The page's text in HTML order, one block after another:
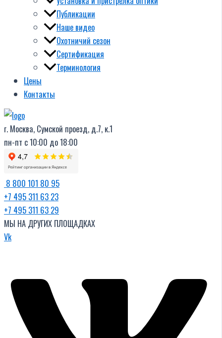
Публикации
Наше видео
Охотничий сезон
Сертификация
Терминология
Цены
Контакты
г. Москва, Сумской проезд, д.7, к.1
пн-пт с 10:00 до 18:00
8 800 101 80 95
+7 495 311 63 23
+7 495 311 63 29
МЫ НА ДРУГИХ ПЛОЩАДКАХ
Vk